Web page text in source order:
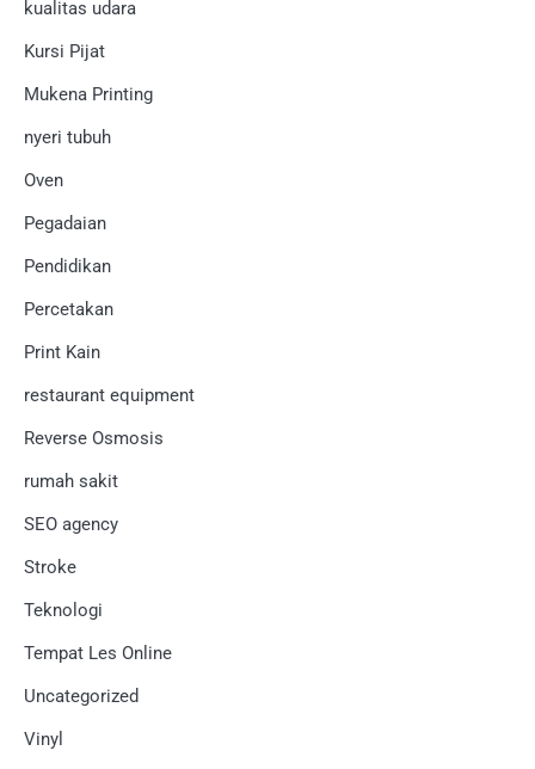
kualitas udara
Kursi Pijat
Mukena Printing
nyeri tubuh
Oven
Pegadaian
Pendidikan
Percetakan
Print Kain
restaurant equipment
Reverse Osmosis
rumah sakit
SEO agency
Stroke
Teknologi
Tempat Les Online
Uncategorized
Vinyl